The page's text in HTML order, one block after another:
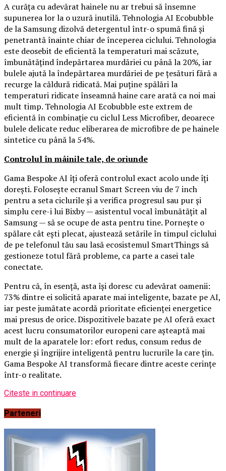
A curăța cu adevărat hainele nu ar trebui să însemne
supunerea lor la o uzură inutilă. Tehnologia AI Ecobubble
de la Samsung dizolvă detergentul într-o spumă fină și
penetrantă înainte chiar de începerea ciclului. Tehnologia
este deosebit de eficientă la temperaturi mai scăzute,
îmbunătățind îndepărtarea murdăriei cu până la 20%, iar
bulele ajută la îndepărtarea murdăriei de pe țesături fără a
recurge la căldură ridicată. Mai puține spălări la
temperaturi ridicate înseamnă haine care arată ca noi mai
mult timp. Tehnologia AI Ecobubble este extrem de
eficientă în combinație cu ciclul Less Microfiber, deoarece
bulele delicate reduc eliberarea de microfibre de pe hainele
sintetice cu până la 54%.
Controlul în mâinile tale, de oriunde
Gama Bespoke AI îți oferă controlul exact acolo unde îți
dorești. Folosește ecranul Smart Screen viu de 7 inch
pentru a seta ciclurile și a verifica progresul sau pur și
simplu cere-i lui Bixby — asistentul vocal îmbunătățit al
Samsung — să se ocupe de asta pentru tine. Pornește o
spălare cât ești plecat, ajustează setările în timpul ciclului
de pe telefonul tău sau lasă ecosistemul SmartThings să
gestioneze totul fără probleme, ca parte a casei tale
conectate.
Pentru că, în esență, asta își doresc cu adevărat oamenii:
73% dintre ei solicită aparate mai inteligente, bazate pe AI,
iar peste jumătate acordă prioritate eficienței energetice
mai presus de orice. Dispozitivele bazate pe AI oferă exact
acest lucru consumatorilor europeni care așteaptă mai
mult de la aparatele lor: efort redus, consum redus de
energie și îngrijire inteligentă pentru lucrurile la care țin.
Gama Bespoke AI transformă fiecare dintre aceste cerințe
într-o realitate.
Citeste in continuare
Parteneri